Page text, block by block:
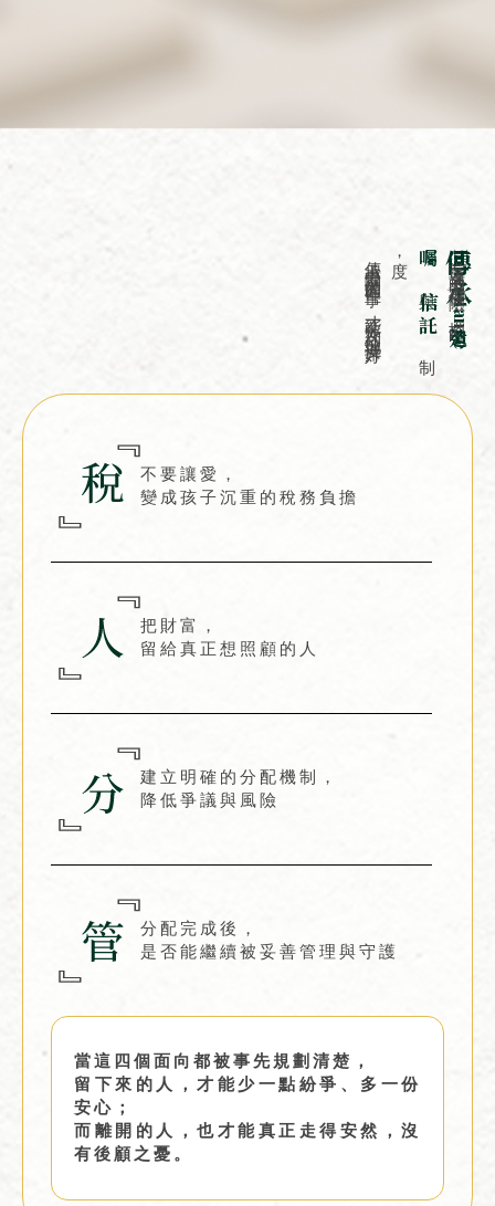
不要讓愛，
變成孩子沉重的稅務負擔
把財富，
留給真正想照顧的人
建立明確的分配機制，
降低爭議與風險
分配完成後，
是否能繼續被妥善管理與守護
當這四個面向都被事先規劃清楚，
留下來的人，才能少一點紛爭、多一份
安心；
而離開的人，也才能真正走得安然，沒
有後顧之憂。
傳承
Inheritance
當妥適的人壽保險，搭配
遺
囑
信託
度
，
傳承中最關鍵的四件事，才能被一次到位地安排好